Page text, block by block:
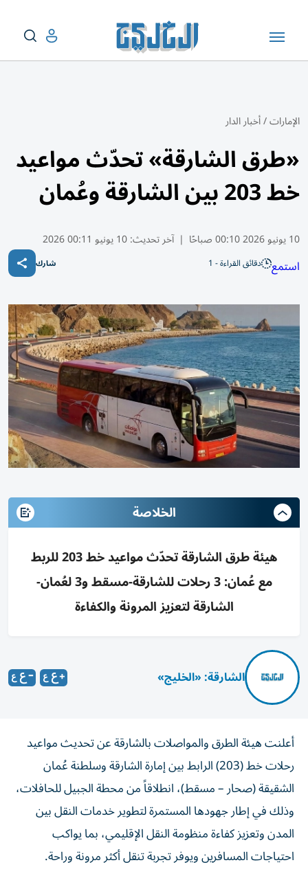
الإمارات/أخبار الدار
«طرق الشارقة» تحدّث مواعيد
خط 203 بين الشارقة وعُمان
10 يونيو 2026 00:10 صباحًا | آخر تحديث:10 يونيو 00:11 2026
استمع دقائق القراءة - 1 شارك
الخلاصة
هيئة طرق الشارقة تحدّث مواعيد خط 203 للربط
مع عُمان: 3 رحلات للشارقة-مسقط و3 لعُمان-
الشارقة لتعزيز المرونة والكفاءة
الشارقة: «الخليج»
أعلنت هيئة الطرق والمواصلات بالشارقة عن تحديث مواعيد
رحلات خط (203) الرابط بين إمارة الشارقة وسلطنة عُمان
الشقيقة (صحار – مسقط)، انطلاقاً من محطة الجبيل للحافلات،
وذلك في إطار جهودها المستمرة لتطوير خدمات النقل بين
المدن وتعزيز كفاءة منظومة النقل الإقليمي، بما يواكب
احتياجات المسافرين ويوفر تجربة تنقل أكثر مرونة وراحة.